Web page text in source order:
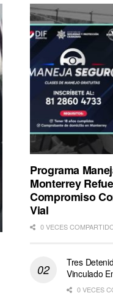
Programa
Monterrey
Compromiso
Vial
0 VECES
Tres
Vinculado
0 VECES